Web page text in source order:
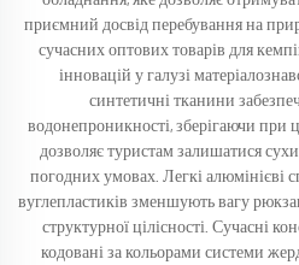
приємний досвід перебування на
сучасних оптових товарів для
інновацій у галузі
синтетичні тканини
водонепроникності, зберігаючи при
дозволяє туристам залишатися
погодних умовах. Легкі алюмінієві
вуглепластиків зменшують вагу
структурної цілісності. Сучасні
кодовані за кольорами системи